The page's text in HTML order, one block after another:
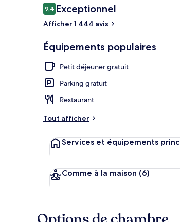
Avis
voyageurs
9,49,4 sur 10
Exceptionnel
Afficher 1 444 avis
Équipements populaires
Petit déjeuner gratuit
Parking gratuit
Restaurant
Tout afficher
Services et équipements
Comme à la maison (6)